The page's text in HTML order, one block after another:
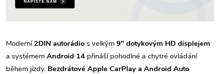
Moderní 2DIN autorádio s velkým 9" dotykovým HD displejem
a systémem Android 14 přináší pohodlné a chytré ovládání
během jízdy. Bezdrátové Apple CarPlay a Android Auto